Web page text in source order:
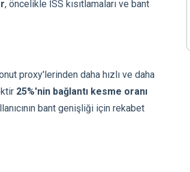
, öncelikle İSS kısıtlamaları ve bant
proxy'lerinden daha hızlı ve daha
25%'nin bağlantı kesme oranı
bant genişliği için rekabet